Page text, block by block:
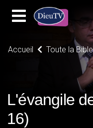
Accueil Toute la Bible
L'évangile
16)